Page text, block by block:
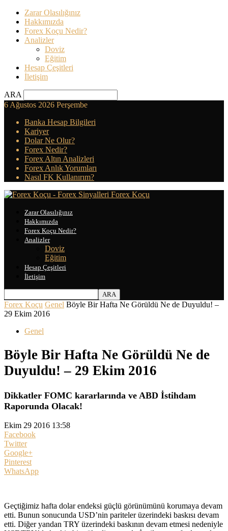
Zarar Olasılığınız
Hakkımızda
Forex Koçu Nedir?
Analizler
Doviz
Eğitim
Hesap Çeşitleri
İletişim
ARA
6 Ağustos 2026 Perşembe
Banka Hesap Bilgileri
Kariyer
Dolar Ne Olur?
Forex Nedir?
Forex Altın Analizleri
Forex Anlık Yorumları
Nasıl FK Kullanırım?
Forex Koçu
Zarar Olasılığınız
Hakkımızda
Forex Koçu Nedir?
Analizler
Doviz
Eğitim
Hesap Çeşitleri
İletişim
Forex Koçu Genel Böyle Bir Hafta Ne Görüldü Ne de Duyuldu! –
29 Ekim 2016
Genel
Böyle Bir Hafta Ne Görüldü Ne de
Duyuldu! – 29 Ekim 2016
Dikkatler FOMC kararlarında ve ABD İstihdam
Raporunda Olacak!
Ekim 29 2016 13:58
Facebook
Twitter
Google+
Pinterest
WhatsApp
Geçtiğimiz hafta dolar endeksi güçlü görünümünü korumaya devam
etti. Bunun sonucunda USD’nin pariteler üzerindeki baskısı devam
etti. Diğer yandan TRY üzerindeki baskının devam etmesi nedeniyle